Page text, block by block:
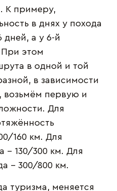
К примеру,
в днях у похода
дней, а у 6-й
При этом
в одной и той
в зависимости
возьмём первую и
Для
160 км. Для
– 130/300 км. Для
– 300/800 км.
туризма, меняется